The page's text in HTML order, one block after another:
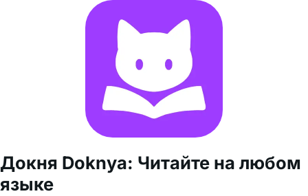
Докня Doknya: Читайте на любом
языке